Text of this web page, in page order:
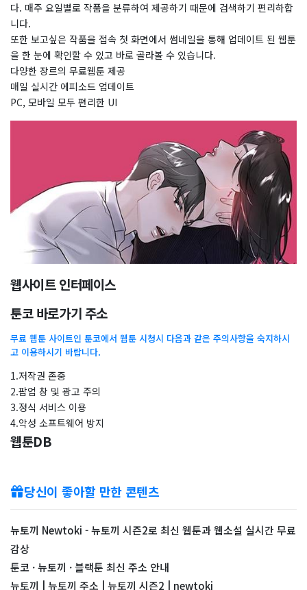
다. 매주 요일별로 작품을 분류하여 제공하기 때문에 검색하기 편리하합
니다.
또한 보고싶은 작품을 접속 첫 화면에서 썸네일을 통해 업데이트 된 웹툰
을 한 눈에 확인할 수 있고 바로 골라볼 수 있습니다.
다양한 장르의 무료웹툰 제공
매일 실시간 에피소드 업데이트
PC, 모바일 모두 편리한 UI
웹사이트 인터페이스
툰코 바로가기 주소
무료 웹툰 사이트인 툰코에서 웹툰 시청시 다음과 같은 주의사항을 숙지하시
고 이용하시기 바랍니다.
1.저작권 존중
2.팝업 창 및 광고 주의
3.정식 서비스 이용
4.악성 소프트웨어 방지
웹툰DB
당신이 좋아할 만한 콘텐츠
뉴토끼 Newtoki - 뉴토끼 시즌2로 최신 웹툰과 웹소설 실시간 무료
감상
툰코 · 뉴토끼 · 블랙툰 최신 주소 안내
뉴토끼 | 뉴토끼 주소 | 뉴토끼 시즌2 | newtoki